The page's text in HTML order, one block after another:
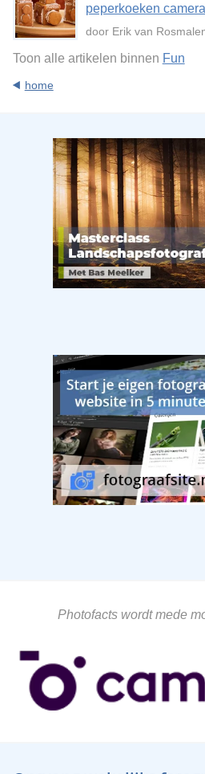
peperkoeken
door Erik van
Toon alle artikelen binnen Fun
home
Photofacts wordt mede